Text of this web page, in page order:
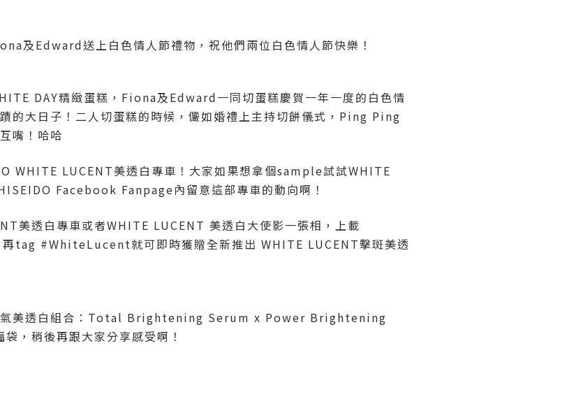
及Edward送上白色情人節禮物，祝他們兩位白色情人節快樂！
DAY精緻蛋糕，Fiona及Edward一同切蛋糕慶賀一年一度的白色情
的大日子！二人切蛋糕的時候，儼如婚禮上主持切餅儀式，Ping Ping
嘴！哈哈
WHITE LUCENT美透白專車！大家如果想拿個sample試試WHITE
Facebook Fanpage內留意這部專車的動向啊！
美透白專車或者WHITE LUCENT 美透白大使影一張相，上載
tag #WhiteLucent就可即時獲贈全新推出 WHITE LUCENT擊斑美透
氣美透白組合：Total Brightening Serum x Power Brightening
，稍後再跟大家分享感受啊！